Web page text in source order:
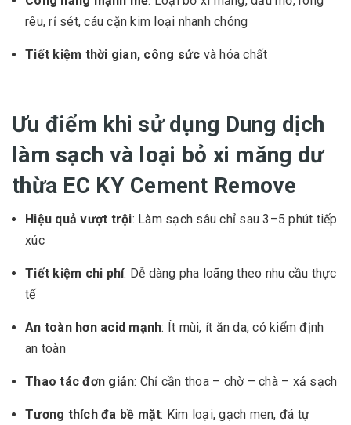
rêu, rỉ sét, cáu cặn kim loại nhanh chóng
Tiết kiệm thời gian, công sức và hóa chất
Ưu điểm khi sử dụng Dung dịch
làm sạch và loại bỏ xi măng dư
thừa EC KY Cement Remove
Hiệu quả vượt trội: Làm sạch sâu chỉ sau 3–5 phút tiếp
xúc
Tiết kiệm chi phí: Dễ dàng pha loãng theo nhu cầu thực
tế
An toàn hơn acid mạnh: Ít mùi, ít ăn da, có kiểm định
an toàn
Thao tác đơn giản: Chỉ cần thoa – chờ – chà – xả sạch
Tương thích đa bề mặt: Kim loại, gạch men, đá tự